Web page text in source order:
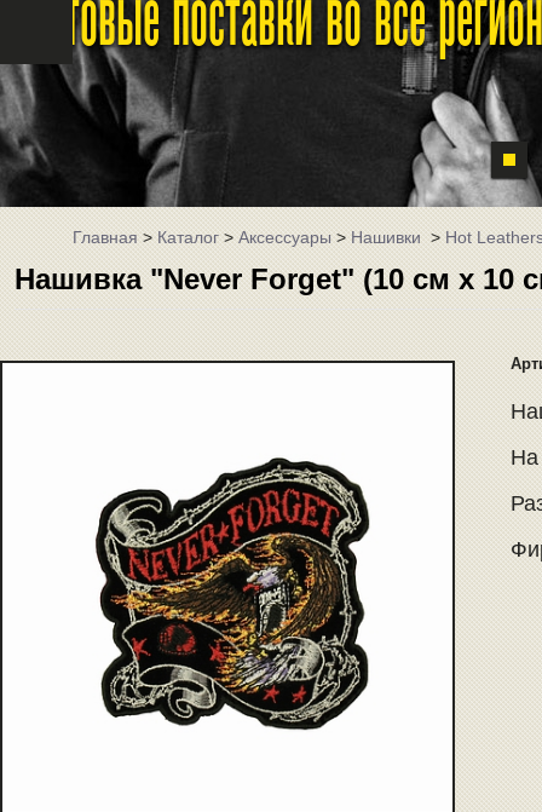
Оптовые поставки во все
Главная>Каталог>Аксессуары>Нашивки>Hot
Нашивка "Never Forget" (10 см x 10
На